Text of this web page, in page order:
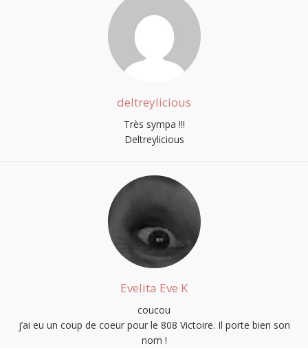
deltreylicious
Très sympa !!!
Deltreylicious
Evelita Eve K
coucou
j’ai eu un coup de coeur pour le 808 Victoire. Il porte bien son
nom !